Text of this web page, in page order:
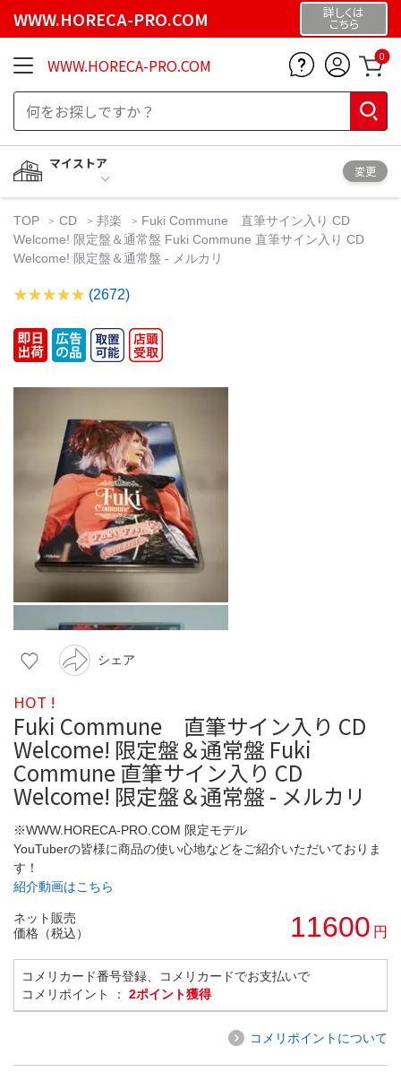
WWW.HORECA-PRO.COM 詳しくは
こちら
WWW.HORECA-PRO.COM 0
マイストア
変更
TOP CD 邦楽
Fuki Commune 直筆サイン入り CD
Welcome! 限定盤＆通常盤 Fuki Commune 直筆サイン入り CD
Welcome! 限定盤＆通常盤 - メルカリ
(2672)
シェア
HOT !
Fuki Commune 直筆サイン入り CD
Welcome! 限定盤＆通常盤 Fuki
Commune 直筆サイン入り CD
Welcome! 限定盤＆通常盤 - メルカリ
※WWW.HORECA-PRO.COM 限定モデル
YouTuberの皆様に商品の使い心地などをご紹介いただいておりま
す！
紹介動画はこちら
ネット販売
価格（税込）
11600 円
コメリカード番号登録、コメリカードでお支払いで
コメリポイント ： 2ポイント獲得
コメリポイントについて